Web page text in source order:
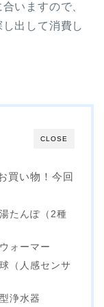
いますので、
出して消費し
CLOSE
買い物！今回
たんぽ（2種
ォーマー
（人感センサ
浄水器